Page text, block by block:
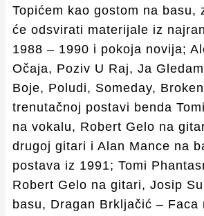
Topićem kao gostom na basu,
će odsvirati materijale iz
1988 – 1990 i pokoja novija;
Očaja, Poziv U Raj, Ja
Boje, Poludi, Someday,
trenutačnoj postavi benda
na vokalu, Robert Gelo na
drugoj gitari i Alan Mance na
postava iz 1991; Tomi
Robert Gelo na gitari, Josip
basu, Dragan Brkljačić – Faca